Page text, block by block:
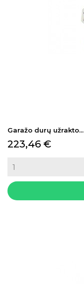
Garažo durų užrakto...
Kaina
223,46 €